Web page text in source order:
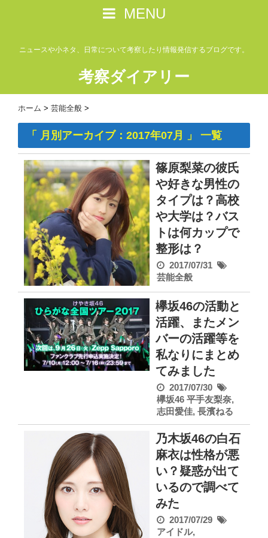
MENU
ニュースや小ネタ、日常について考察したり情報発信するブログです。
考察ダイアリー
ホーム > 芸能全般 >
「 月別アーカイブ：2017年07月 」 一覧
篠原梨菜の彼氏
や好きな男性の
タイプは？高校
や大学は？バス
トは何カップで
整形は？
2017/07/31
芸能全般
欅坂46の活動と
活躍、またメン
バーの活躍等を
私なりにまとめ
てみました
2017/07/30
欅坂46 平手友梨奈,
志田愛佳, 長濱ねる
乃木坂46の白石
麻衣は性格が悪
い？疑惑が出て
いるので調べて
みた
2017/07/29
アイドル,